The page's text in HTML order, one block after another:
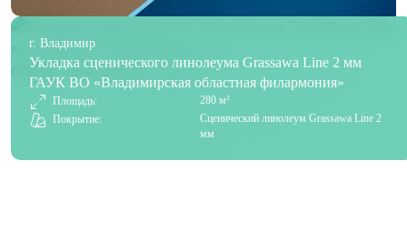
г. Владимир
Укладка сценического линолеума Grassawa Line 2 мм
ГАУК ВО «Владимирская областная филармония»
Площадь:
280 м²
Покрытие:
Сценический линолеум Grassawa Line 2
мм